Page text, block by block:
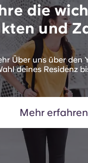
die
und
Über uns über den
deines Residenz
Mehr erfahren